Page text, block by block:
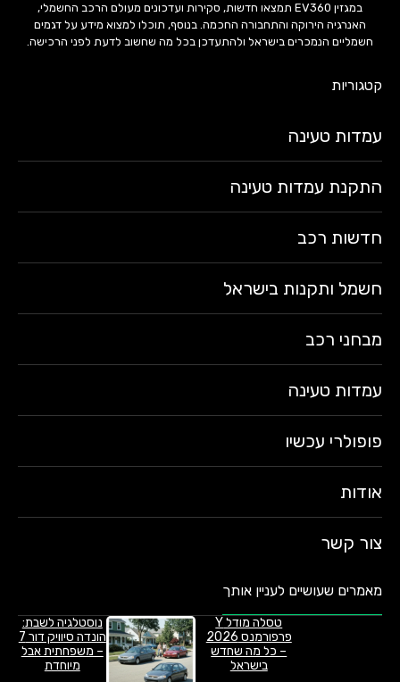
במגזין EV360 תמצאו חדשות, סקירות ועדכונים מעולם הרכב החשמלי,
האנרגיה הירוקה והתחבורה החכמה. בנוסף, תוכלו למצוא מידע על דגמים
חשמליים הנמכרים בישראל ולהתעדכן בכל מה שחשוב לדעת לפני הרכישה.
קטגוריות
עמדות טעינה
התקנת עמדות טעינה
חדשות רכב
חשמל ותקנות בישראל
מבחני רכב
עמדות טעינה
פופולרי עכשיו
אודות
צור קשר
מאמרים שעושיים לעניין אותך
טסלה מודל Y
פרפורמנס 2026
– כל מה שחדש
בישראל
נוסטלגיה לשבת:
הונדה סיוויק דור 7
– משפחתית אבל
מיוחדת